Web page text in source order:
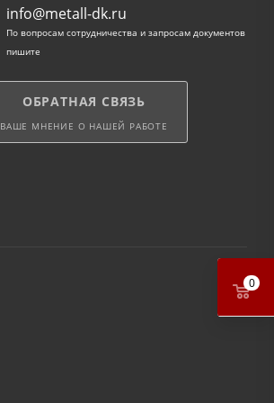
info@metall-dk.ru
По вопросам сотрудничества и запросам документов
пишите
ОБРАТНАЯ СВЯЗЬ
ВАШЕ МНЕНИЕ О НАШЕЙ РАБОТЕ
0